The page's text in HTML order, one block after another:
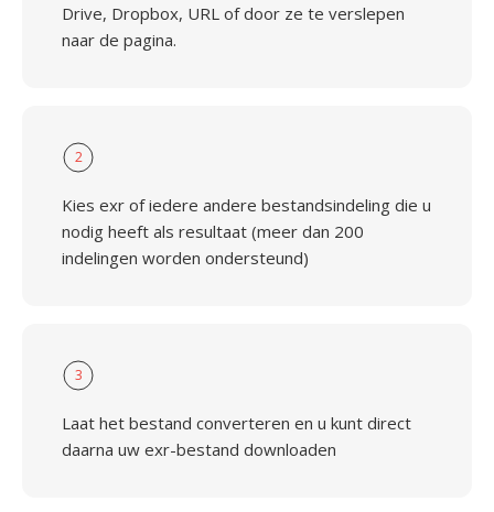
Drive, Dropbox, URL of door ze te verslepen
naar de pagina.
2
Kies exr of iedere andere bestandsindeling die u
nodig heeft als resultaat (meer dan 200
indelingen worden ondersteund)
3
Laat het bestand converteren en u kunt direct
daarna uw exr-bestand downloaden